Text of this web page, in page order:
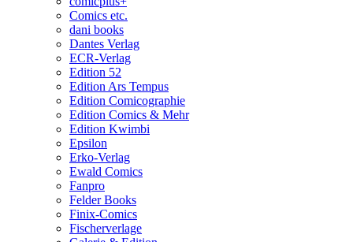
Comics etc.
dani books
Dantes Verlag
ECR-Verlag
Edition 52
Edition Ars Tempus
Edition Comicographie
Edition Comics & Mehr
Edition Kwimbi
Epsilon
Erko-Verlag
Ewald Comics
Fanpro
Felder Books
Finix-Comics
Fischerverlage